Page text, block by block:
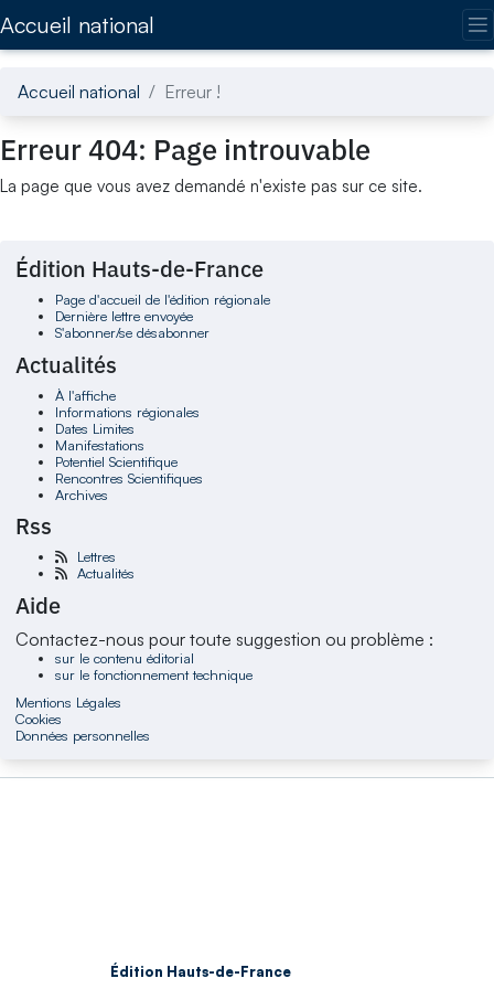
Accueil national
Accueil national Erreur !
Erreur 404: Page introuvable
La page que vous avez demandé n'existe pas sur ce site.
Édition Hauts-de-France
Page d'accueil de l'édition régionale
Dernière lettre envoyée
S'abonner/se désabonner
Actualités
À l'affiche
Informations régionales
Dates Limites
Manifestations
Potentiel Scientifique
Rencontres Scientifiques
Archives
Rss
Lettres
Actualités
Aide
Contactez-nous pour toute suggestion ou problème :
sur le contenu éditorial
sur le fonctionnement technique
Mentions Légales
Cookies
Données personnelles
Édition Hauts-de-France